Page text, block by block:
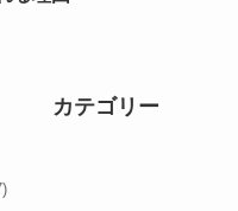
カテゴリー